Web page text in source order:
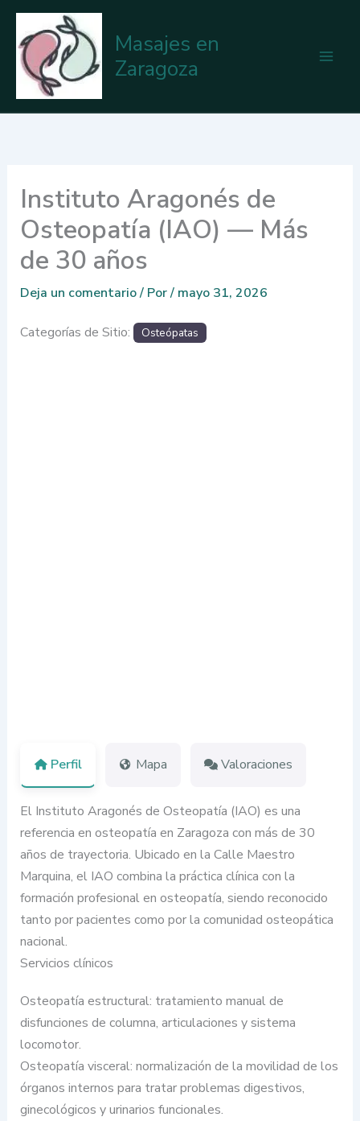
contenido
Masajes en
Zaragoza
Instituto Aragonés de
Osteopatía (IAO) — Más
de 30 años
Deja un comentario/ Por/ mayo 31, 2026
Categorías de Sitio: Osteópatas
Perfil Mapa Valoraciones
El Instituto Aragonés de Osteopatía (IAO) es una
referencia en osteopatía en Zaragoza con más de 30
años de trayectoria. Ubicado en la Calle Maestro
Marquina, el IAO combina la práctica clínica con la
formación profesional en osteopatía, siendo reconocido
tanto por pacientes como por la comunidad osteopática
nacional.
Servicios clínicos
Osteopatía estructural: tratamiento manual de
disfunciones de columna, articulaciones y sistema
locomotor.
Osteopatía visceral: normalización de la movilidad de los
órganos internos para tratar problemas digestivos,
ginecológicos y urinarios funcionales.